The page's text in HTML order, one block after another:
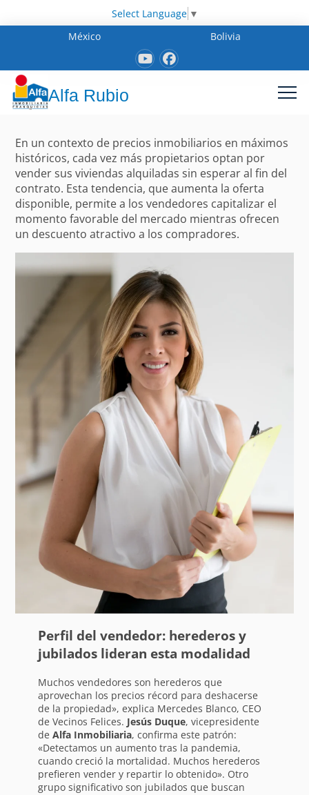
Select Language ▼
México
Bolivia
Alfa Rubio
En un contexto de precios inmobiliarios en máximos
históricos, cada vez más propietarios optan por
vender sus viviendas alquiladas sin esperar al fin del
contrato. Esta tendencia, que aumenta la oferta
disponible, permite a los vendedores capitalizar el
momento favorable del mercado mientras ofrecen
un descuento atractivo a los compradores.
Perfil del vendedor: herederos y
jubilados lideran esta modalidad
Muchos vendedores son herederos que
aprovechan los precios récord para deshacerse
de la propiedad», explica Mercedes Blanco, CEO
de Vecinos Felices. Jesús Duque, vicepresidente
de Alfa Inmobiliaria, confirma este patrón:
«Detectamos un aumento tras la pandemia,
cuando creció la mortalidad. Muchos herederos
prefieren vender y repartir lo obtenido». Otro
grupo significativo son jubilados que buscan